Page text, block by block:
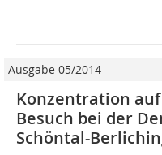
Ausgabe 05/2014
Konzentration
Besuch bei der
Schöntal-